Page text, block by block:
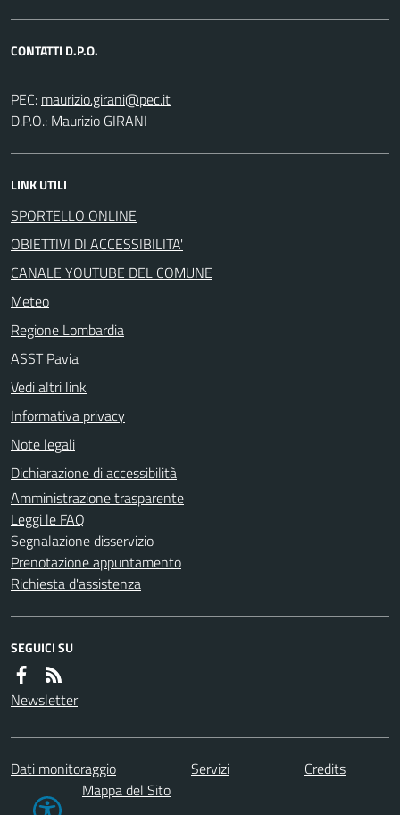
CONTATTI D.P.O.
PEC:
D.P.O.: Maurizio GIRANI
LINK UTILI
SPORTELLO ONLINE
OBIETTIVI DI ACCESSIBILITA'
CANALE YOUTUBE DEL COMUNE
Meteo
Regione Lombardia
ASST Pavia
Vedi altri link
Informativa privacy
Note legali
Dichiarazione di accessibilità
Amministrazione trasparente
Leggi le FAQ
Segnalazione disservizio
Prenotazione appuntamento
Richiesta d'assistenza
SEGUICI SU
Newsletter
Dati monitoraggio Servizi
Credits
Mappa del Sito